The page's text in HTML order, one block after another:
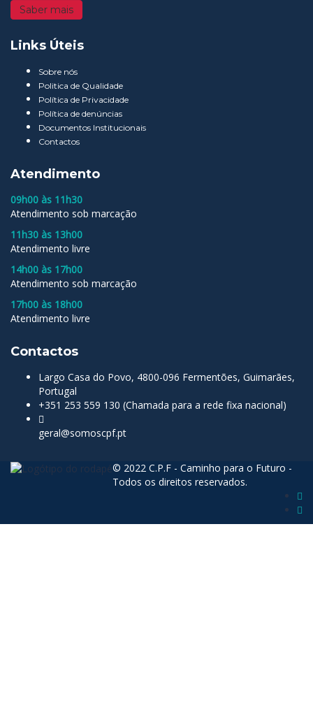
Saber mais
Links Úteis
Sobre nós
Politica de Qualidade
Política de Privacidade
Política de denúncias
Documentos Institucionais
Contactos
Atendimento
09h00 às 11h30
Atendimento sob marcação
11h30 às 13h00
Atendimento livre
14h00 às 17h00
Atendimento sob marcação
17h00 às 18h00
Atendimento livre
Contactos
Largo Casa do Povo, 4800-096 Fermentões, Guimarães,
Portugal
+351 253 559 130 (Chamada para a rede fixa nacional)
geral@somoscpf.pt
© 2022 C.P.F - Caminho para o Futuro -
Todos os direitos reservados.